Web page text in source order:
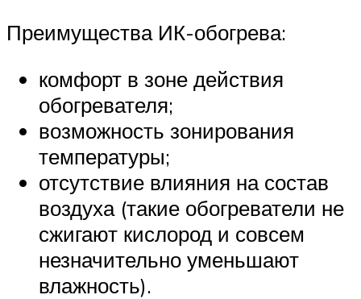
Преимущества ИК-обогрева:
комфорт в зоне действия
обогревателя;
возможность зонирования
температуры;
отсутствие влияния на состав
воздуха (такие обогреватели не
сжигают кислород и совсем
незначительно уменьшают
влажность).